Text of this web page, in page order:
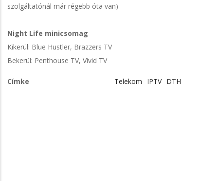
szolgáltatónál már régebb óta van)
Night Life minicsomag
Kikerül: Blue Hustler, Brazzers TV
Bekerül: Penthouse TV, Vivid TV
Címke Telekom IPTV DTH